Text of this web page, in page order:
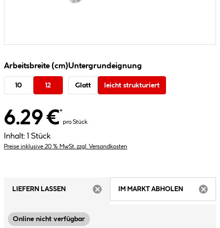
Arbeitsbreite (cm)
10 12
Untergrundeignung
Glatt leicht strukturiert
6.29 €*
pro Stück
Inhalt: 1 Stück
Preise inklusive 20 % MwSt. zzgl. Versandkosten
LIEFERN LASSEN
IM MARKT ABHOLEN
Online nicht verfügbar